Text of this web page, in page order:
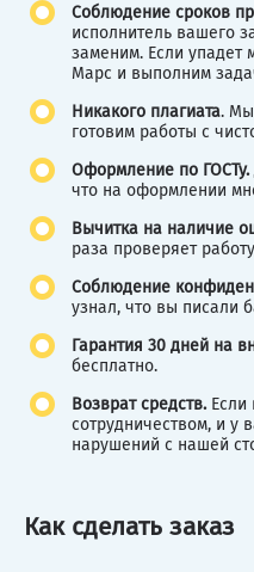
Соблюдение сроков
исполнитель вашего
заменим. Если упадет
Марс и выполним
Никакого плагиата. Мы
готовим работы с
Оформление по ГОСТу.
что на оформлении
Вычитка на наличие
раза проверяет
Соблюдение
узнал, что вы писали
Гарантия 30 дней на
бесплатно.
Возврат средств.Если
сотрудничеством, и у
нарушений с нашей
Как сделать заказ